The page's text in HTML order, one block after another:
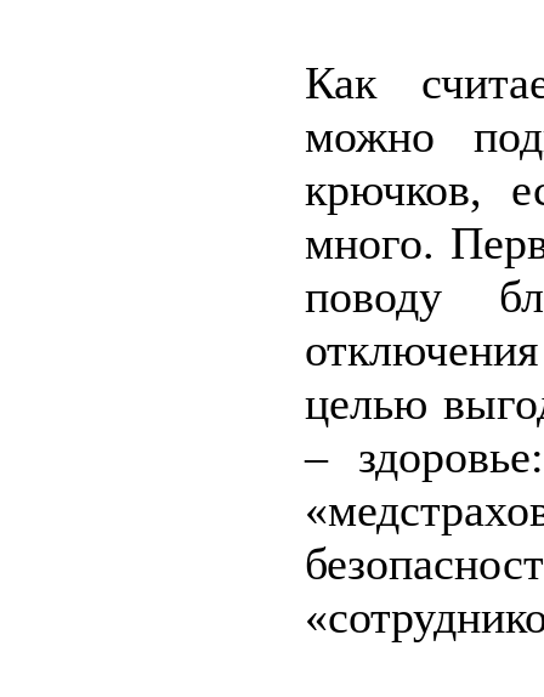
Как
можно
крючков,
много.
поводу
целью
–